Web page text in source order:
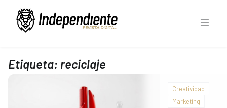
Etiqueta: reciclaje
Creatividad
Marketing